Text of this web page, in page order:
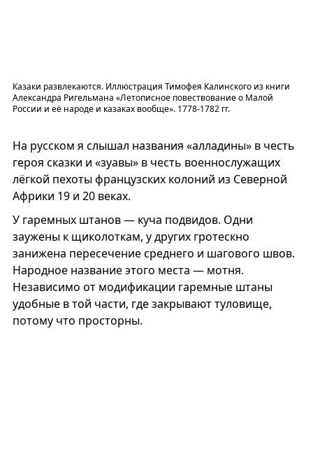
Казаки развлекаются. Иллюстрация Тимофея Калинского из книги
Александра Ригельмана «Летописное повествование о Малой
России и её народе и казаках вообще». 1778-1782 гг.
На русском я слышал названия «алладины» в честь
героя сказки и «зуавы» в честь военнослужащих
лёгкой пехоты французских колоний из Северной
Африки 19 и 20 веках.
У гаремных штанов — куча подвидов. Одни
заужены к щиколоткам, у других гротескно
занижена пересечение среднего и шагового швов.
Народное название этого места — мотня.
Независимо от модификации гаремные штаны
удобные в той части, где закрывают туловище,
потому что просторны.